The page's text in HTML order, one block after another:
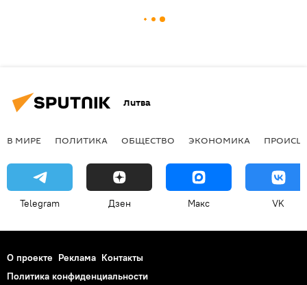
Литва
В МИРЕ ПОЛИТИКА ОБЩЕСТВО ЭКОНОМИКА
Telegram Дзен Макс VK
О проекте Реклама Контакты
Политика конфиденциальности